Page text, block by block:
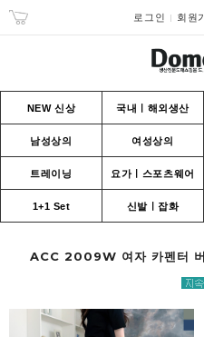
로그인 회원
NEW 신상 국내ㅣ해외생산
남성상의 여성상의
트레이닝 요가ㅣ스포츠웨어
1+1 Set 신발ㅣ잡화
ACC 2009W 여자 카펜터 버